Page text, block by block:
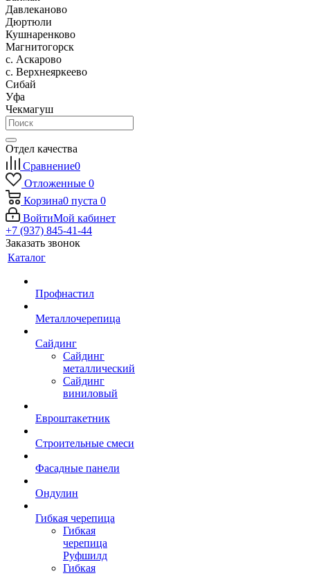
Давлеканово
Дюртюли
Кушнаренково
Магнитогорск
с. Аскарово
с. Верхнеяркеево
Сибай
Уфа
Чекмагуш
Отдел качества
Сравнение0
Отложенные 0
Корзина0 пуста 0
ВойтиМой кабинет
+7 (937) 845-41-44
Заказать звонок
Каталог
Профнастил
Металлочерепица
Сайдинг
Сайдинг
металлический
Сайдинг
виниловый
Евроштакетник
Строительные смеси
Фасадные панели
Ондулин
Гибкая черепица
Гибкая
черепица
Руфшилд
Гибкая